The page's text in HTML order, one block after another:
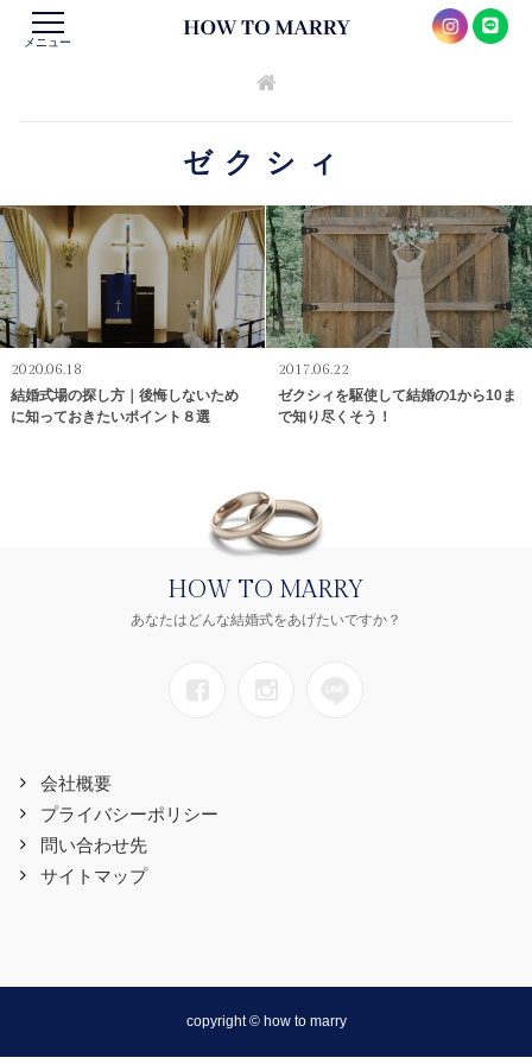
メニュー
ゼクシィ
2020.06.18
結婚式場の探し方｜後悔しないため
に知っておきたいポイント８選
2017.06.22
ゼクシィを駆使して結婚の1から10ま
で知り尽くそう！
HOW TO MARRY
あなたはどんな結婚式をあげたいですか？
会社概要
プライバシーポリシー
問い合わせ先
サイトマップ
copyright © how to marry